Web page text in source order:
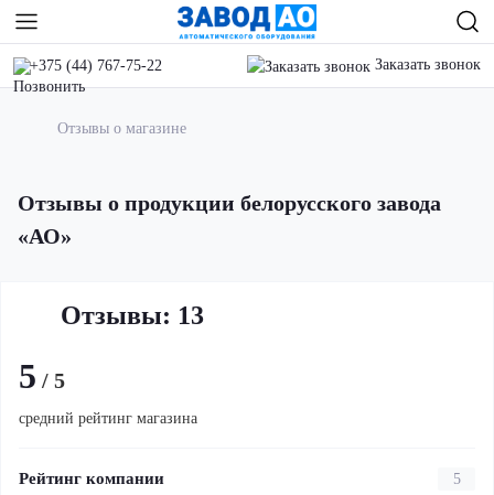
+375 (44) 767-75-22 Заказать звонок
Отзывы о магазине
Отзывы о продукции белорусского завода
«АО»
Отзывы: 13
5 / 5
средний рейтинг магазина
Рейтинг компании 5